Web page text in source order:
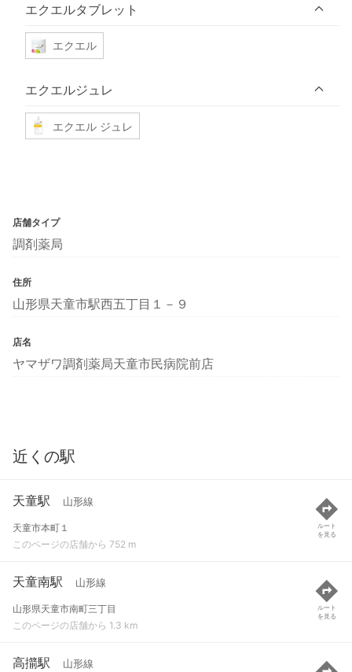
エクエルタブレット
エクエル
エクエルジュレ
エクエル ジュレ
店舗タイプ
調剤薬局
住所
山形県天童市駅西五丁目１－９
店名
ヤマザワ調剤薬局天童市民病院前店
近くの駅
天童駅 山形線
天童市本町１
このページの店舗から 752 m
ルート
を見る
天童南駅 山形線
山形県天童市南町三丁目
このページの店舗から 1.3 km
ルート
を見る
高擶駅 山形線